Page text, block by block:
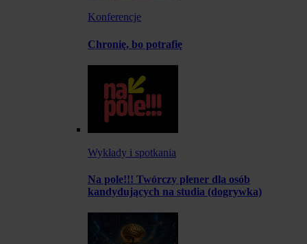
Konferencje
Chronię, bo potrafię
Wykłady i spotkania
Na pole!!! Twórczy plener dla osób
kandydujących na studia (dogrywka)